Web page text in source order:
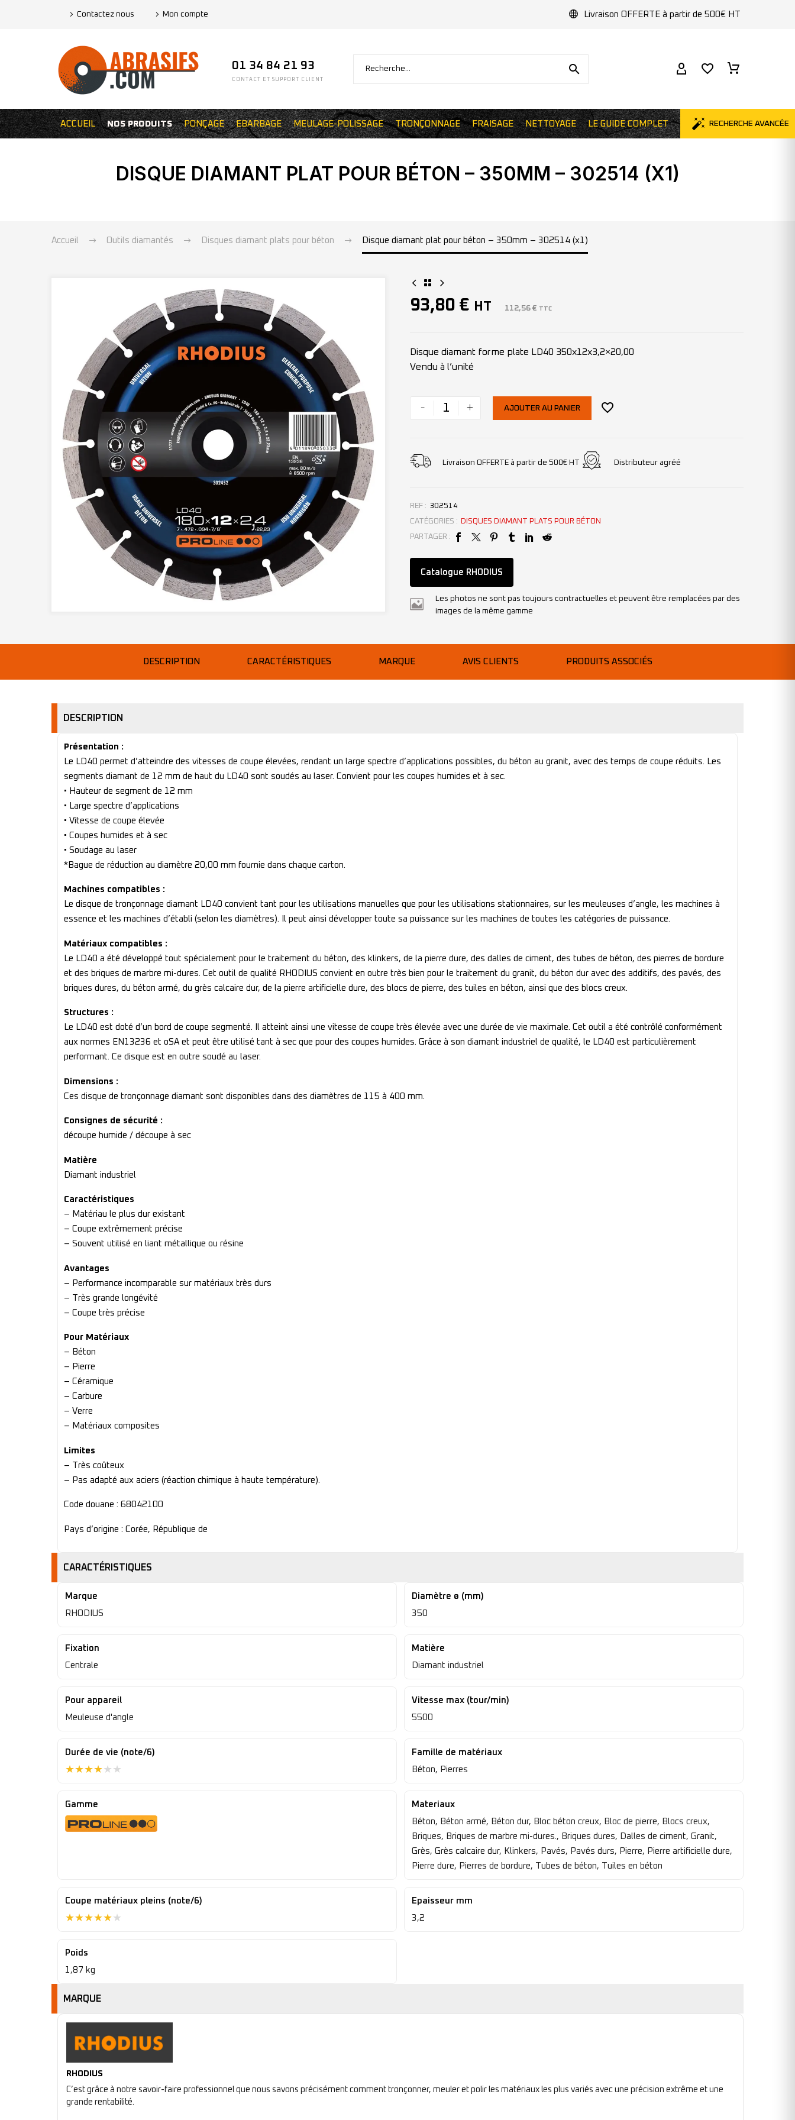
Contactez nous Mon compte Livraison OFFERTE à partir de 500€ HT
01 34 84 21 93
CONTACT ET SUPPORT CLIENT
ACCUEIL NOS PRODUITS PONÇAGE EBARBAGE MEULAGE-POLISSAGE TRONÇONNAGE FRAISAGE NETTOYAGE LE GUIDE COMPLET RECHERCHE AVANCÉE
DISQUE DIAMANT PLAT POUR BÉTON – 350MM – 302514 (X1)
Accueil Outils diamantés Disques diamant plats pour béton Disque diamant plat pour béton – 350mm – 302514 (x1)
93,80 € HT 112,56 € TTC
Disque diamant forme plate LD40 350x12x3,2×20,00
Vendu à l’unité
- + AJOUTER AU PANIER
Livraison OFFERTE à partir de 500€ HT Distributeur agréé
REF : 302514
CATÉGORIES :
DISQUES DIAMANT PLATS POUR BÉTON
PARTAGER :
Catalogue RHODIUS
Les photos ne sont pas toujours contractuelles et peuvent être remplacées par des
images de la même gamme
DESCRIPTION CARACTÉRISTIQUES MARQUE AVIS CLIENTS PRODUITS ASSOCIÉS
DESCRIPTION
Présentation :
Le LD40 permet d’atteindre des vitesses de coupe élevées, rendant un large spectre d’applications possibles, du béton au granit, avec des temps de coupe réduits. Les
segments diamant de 12 mm de haut du LD40 sont soudés au laser. Convient pour les coupes humides et à sec.
• Hauteur de segment de 12 mm
• Large spectre d’applications
• Vitesse de coupe élevée
• Coupes humides et à sec
• Soudage au laser
*Bague de réduction au diamètre 20,00 mm fournie dans chaque carton .
Machines compatibles :
Le disque de tronçonnage diamant LD40 convient tant pour les utilisations manuelles que pour les utilisations stationnaires, sur les meuleuses d’angle, les machines à
essence et les machines d’établi (selon les diamètres). Il peut ainsi développer toute sa puissance sur les machines de toutes les catégories de puissance.
Matériaux compatibles :
Le LD40 a été développé tout spécialement pour le traitement du béton, des klinkers, de la pierre dure, des dalles de ciment, des tubes de béton, des pierres de bordure
et des briques de marbre mi-dures. Cet outil de qualité RHODIUS convient en outre très bien pour le traitement du granit, du béton dur avec des additifs, des pavés, des
briques dures, du béton armé, du grès calcaire dur, de la pierre artificielle dure, des blocs de pierre, des tuiles en béton, ainsi que des blocs creux.
Structures :
Le LD40 est doté d’un bord de coupe segmenté. Il atteint ainsi une vitesse de coupe très élevée avec une durée de vie maximale. Cet outil a été contrôlé conformément
aux normes EN13236 et oSA et peut être utilisé tant à sec que pour des coupes humides. Grâce à son diamant industriel de qualité, le LD40 est particulièrement
performant. Ce disque est en outre soudé au laser.
Dimensions :
Ces disque de tronçonnage diamant sont disponibles dans des diamètres de 115 à 400 mm.
Consignes de sécurité :
découpe humide / découpe à sec
Matière
Diamant industriel
Caractéristiques
– Matériau le plus dur existant
– Coupe extrêmement précise
– Souvent utilisé en liant métallique ou résine
Avantages
– Performance incomparable sur matériaux très durs
– Très grande longévité
– Coupe très précise
Pour Matériaux
– Béton
– Pierre
– Céramique
– Carbure
– Verre
– Matériaux composites
Limites
– Très coûteux
– Pas adapté aux aciers (réaction chimique à haute température).
Code douane : 68042100
Pays d’origine : Corée, République de
CARACTÉRISTIQUES
Marque
RHODIUS
Diamètre ø (mm)
350
Fixation
Centrale
Matière
Diamant industriel
Pour appareil
Meuleuse d'angle
Vitesse max (tour/min)
5500
Durée de vie (note/6)
★★★★★ ★
Famille de matériaux
Béton, Pierres
Gamme
Materiaux
Béton, Béton armé, Béton dur, Bloc béton creux, Bloc de pierre, Blocs creux,
Briques, Briques de marbre mi-dures., Briques dures, Dalles de ciment, Granit,
Grès, Grès calcaire dur, Klinkers, Pavés, Pavés durs, Pierre, Pierre artificielle dure,
Pierre dure, Pierres de bordure, Tubes de béton, Tuiles en béton
Coupe matériaux pleins (note/6)
★★★★★★
Epaisseur mm
3,2
Poids
1,87 kg
MARQUE
RHODIUS
C’est grâce à notre savoir-faire professionnel que nous savons précisément comment tronçonner, meuler et polir les matériaux les plus variés avec une précision extrême et une
grande rentabilité.